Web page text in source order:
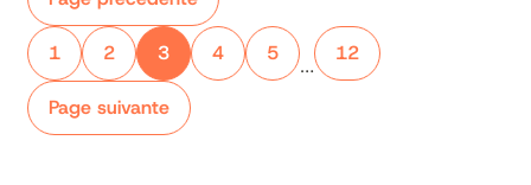
1 2 3 4 5
…
12
Page suivante